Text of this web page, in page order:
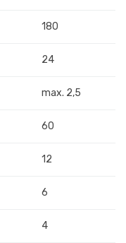
180
24
max. 2,5
60
12
6
4